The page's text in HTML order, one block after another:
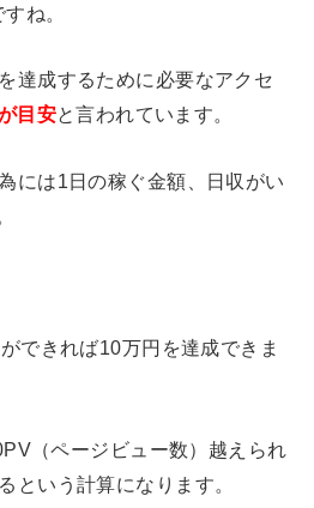
ね。
達成するために必要なアクセ
目安と言われています。
には1日の稼ぐ金額、日収がい
できれば10万円を達成できま
（ページビュー数）越えられ
という計算になります。